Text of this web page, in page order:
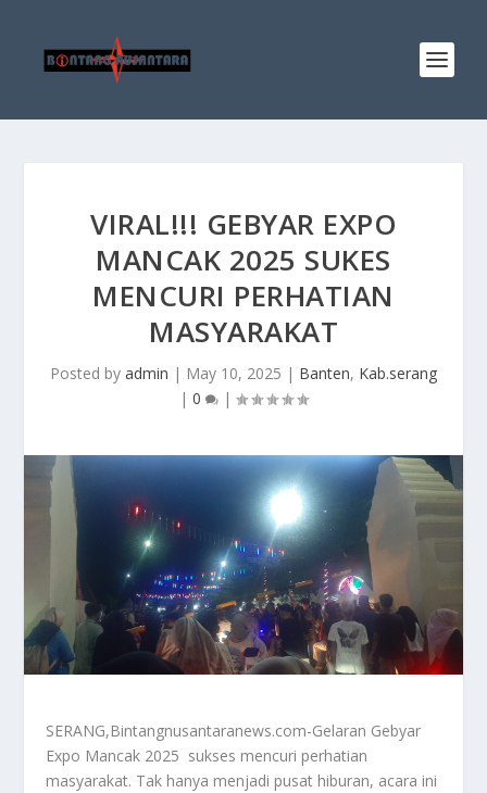
VIRAL!!! GEBYAR EXPO
MANCAK 2025 SUKES
MENCURI PERHATIAN
MASYARAKAT
Posted by admin | May 10, 2025 | Banten, Kab.serang
| 0 |
SERANG,Bintangnusantaranews.com-Gelaran Gebyar
Expo Mancak 2025 sukses mencuri perhatian
masyarakat. Tak hanya menjadi pusat hiburan, acara ini